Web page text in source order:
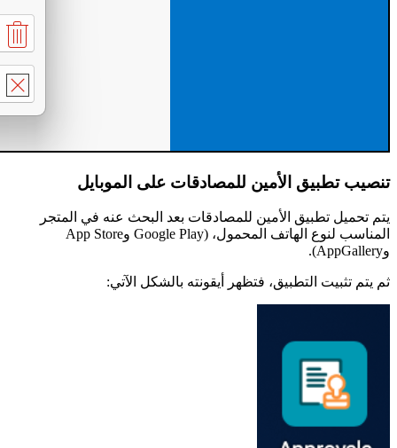
تنصيب تطبيق الأمين للمصادقات على الموبايل
يتم تحميل تطبيق الأمين للمصادقات بعد البحث عنه في المتجر
المناسب لنوع الهاتف المحمول، (Google Play وApp Store
وAppGallery).
ثم يتم تثبيت التطبيق، فتظهر أيقونته بالشكل الآتي: